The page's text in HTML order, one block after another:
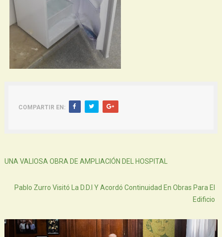
COMPARTIR EN:
UNA VALIOSA OBRA DE AMPLIACIÓN DEL HOSPITAL
Pablo Zurro Visitó La D.D.I Y Acordó Continuidad En Obras Para El
Edificio